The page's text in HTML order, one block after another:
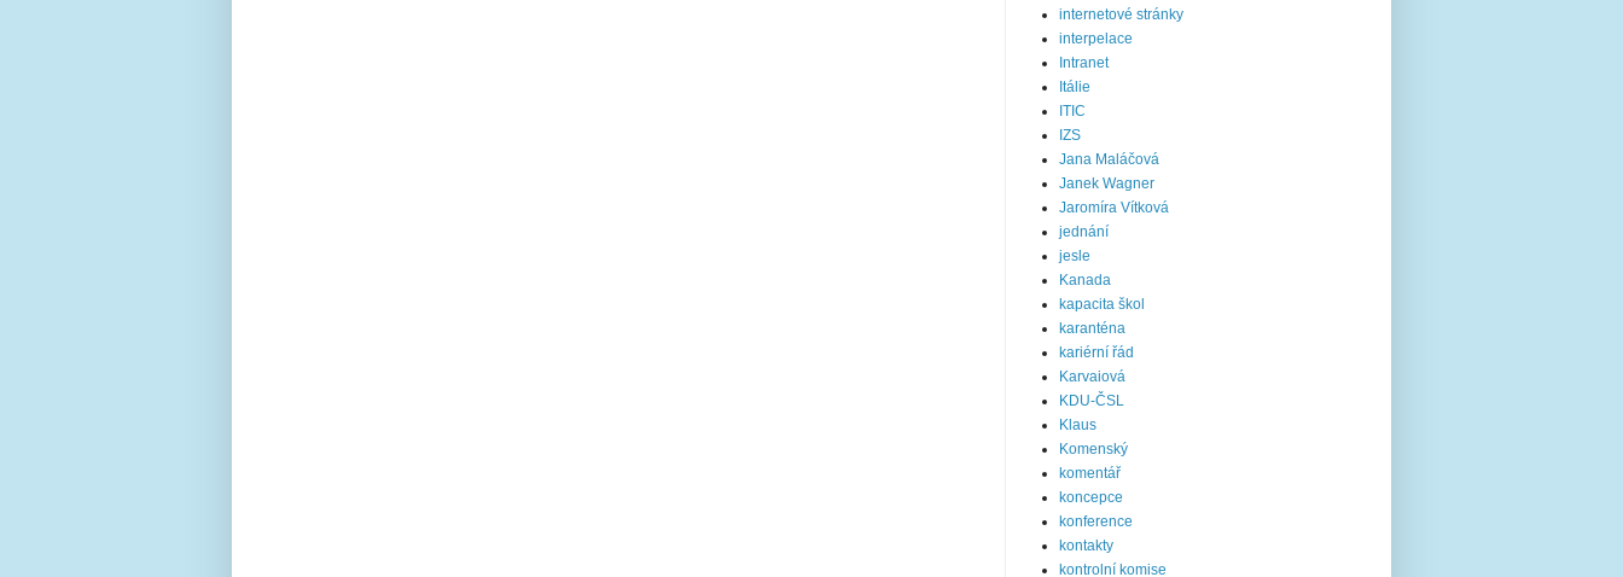
internetové stránky
interpelace
Intranet
Itálie
ITIC
IZS
Jana Maláčová
Janek Wagner
Jaromíra Vítková
jednání
jesle
Kanada
kapacita škol
karanténa
kariérní řád
Karvaiová
KDU-ČSL
Klaus
Komenský
komentář
koncepce
konference
kontakty
kontrolní komise